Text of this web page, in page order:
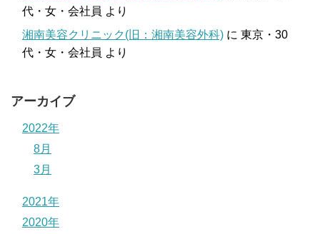
代・女・会社員 より
湘南美容クリニック(旧：湘南美容外科) に 東京・30
代・女・会社員 より
アーカイブ
2022年
8月
3月
2021年
2020年